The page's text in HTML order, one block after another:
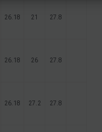
26.18 21 27.8
26.18 26 27.8
26.18 27.2 27.8